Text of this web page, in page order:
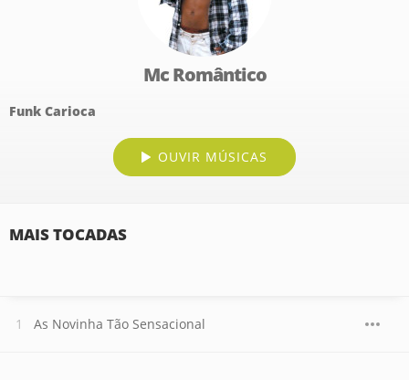
Mc Romântico
Funk Carioca
OUVIR MÚSICAS
MAIS TOCADAS
As Novinha Tão Sensacional